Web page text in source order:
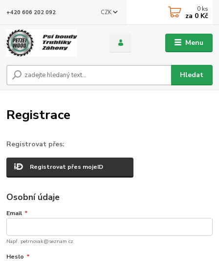
Menu
CZK
Hledat
+420 606 202 092 0 ks
za 0 Kč
Registrace
Registrovat přes:
Registrovat přes mojeID
Osobní údaje
Email *
Např. petrnovak@seznam.cz
Heslo *